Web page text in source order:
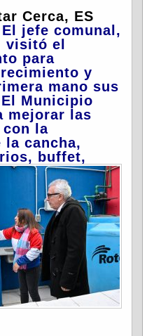
Cerca, ES
El jefe comunal,
visitó el
para
y
mano sus
Municipio
mejorar las
la
la cancha,
buffet,